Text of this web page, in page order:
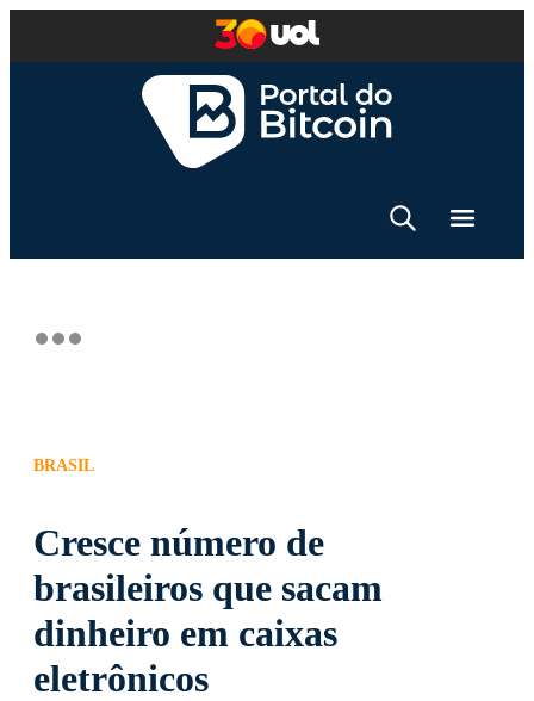
BRASIL
Cresce número de
brasileiros que sacam
dinheiro em caixas
eletrônicos